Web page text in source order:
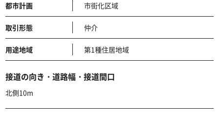
都市計画 市街化区域
取引形態 仲介
用途地域 第1種住居地域
接道の向き・道路幅・接道間口
北側10m